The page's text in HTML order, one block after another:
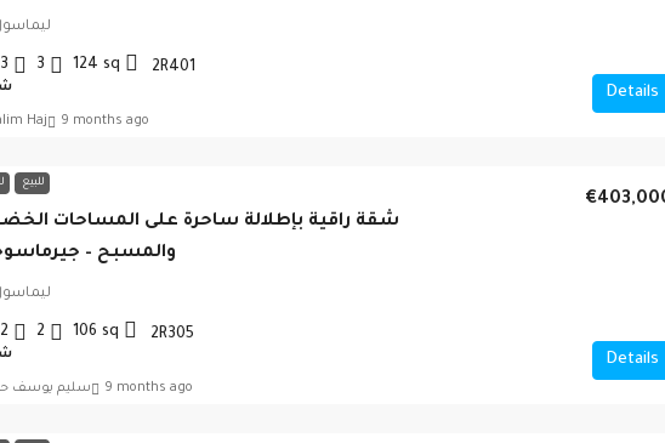
3 3 124 sq 2R401
Details
Haj 9 months ago
للبيع
شقة راقية بإطلالة ساحرة على المساحات
والمسبح –
2 2 106 sq 2R305
Details
سليم يوسف 9 months ago